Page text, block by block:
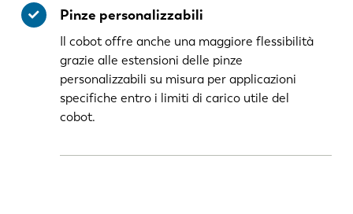
Pinze personalizzabili
Il cobot offre anche una maggiore flessibilità
grazie alle estensioni delle pinze
personalizzabili su misura per applicazioni
specifiche entro i limiti di carico utile del
cobot.